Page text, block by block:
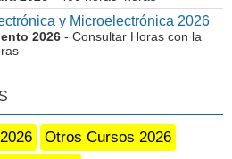
y Microelectrónica 2026
2026 - Consultar Horas con la
Otros Cursos 2026